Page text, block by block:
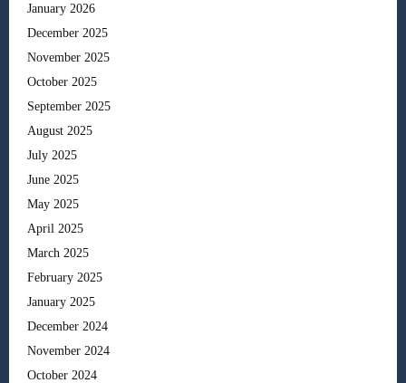
January 2026
December 2025
November 2025
October 2025
September 2025
August 2025
July 2025
June 2025
May 2025
April 2025
March 2025
February 2025
January 2025
December 2024
November 2024
October 2024